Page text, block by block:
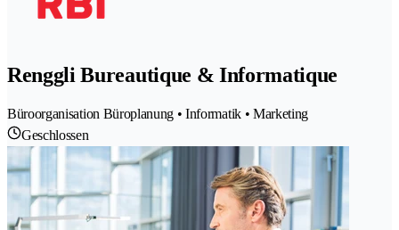
Renggli Bureautique & Informatique
Büroorganisation Büroplanung • Informatik • Marketing
Geschlossen